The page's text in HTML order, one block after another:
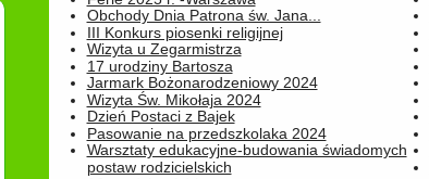
Obchody Dnia Patrona św. Jana...
III Konkurs piosenki religijnej
Wizyta u Zegarmistrza
17 urodziny Bartosza
Jarmark Bożonarodzeniowy 2024
Wizyta Św. Mikołaja 2024
Dzień Postaci z Bajek
Pasowanie na przedszkolaka 2024
Warsztaty edukacyjne-budowania świadomych
postaw rodzicielskich